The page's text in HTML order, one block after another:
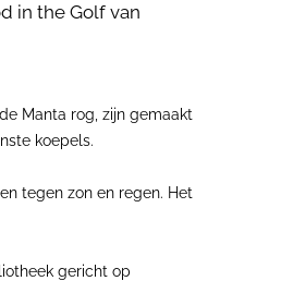
in the Golf van
Manta rog, zijn gemaakt
koepels.
tegen zon en regen. Het
gericht op